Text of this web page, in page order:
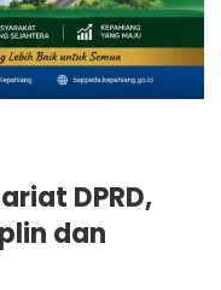
DPRD,
dan